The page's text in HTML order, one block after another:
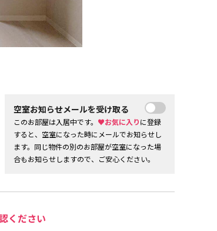
空室お知らせメールを受け取る
このお部屋は入居中です。 ♥お気に入りに登録
すると、空室になった時にメールでお知らせし
ます。同じ物件の別のお部屋が空室になった場
合もお知らせしますので、ご安心ください。
ください